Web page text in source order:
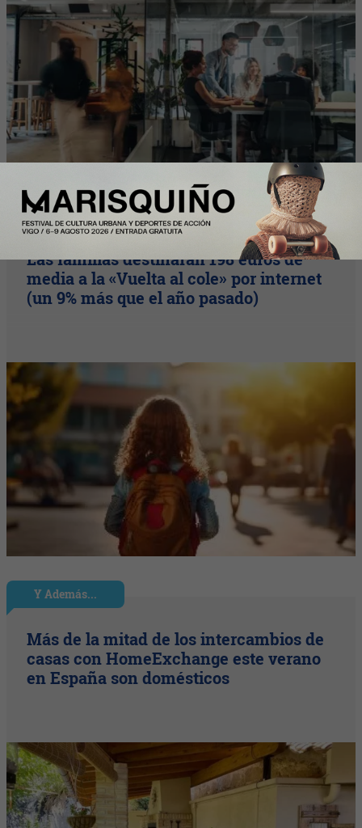
Nota Principal
Las familias destinarán 198 euros de
media a la «Vuelta al cole» por internet
(un 9% más que el año pasado)
Y Además...
Más de la mitad de los intercambios de
casas con HomeExchange este verano
en España son domésticos